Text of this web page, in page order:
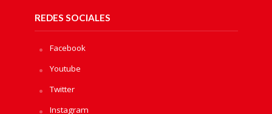
REDES SOCIALES
Facebook
Youtube
Twitter
Instagram